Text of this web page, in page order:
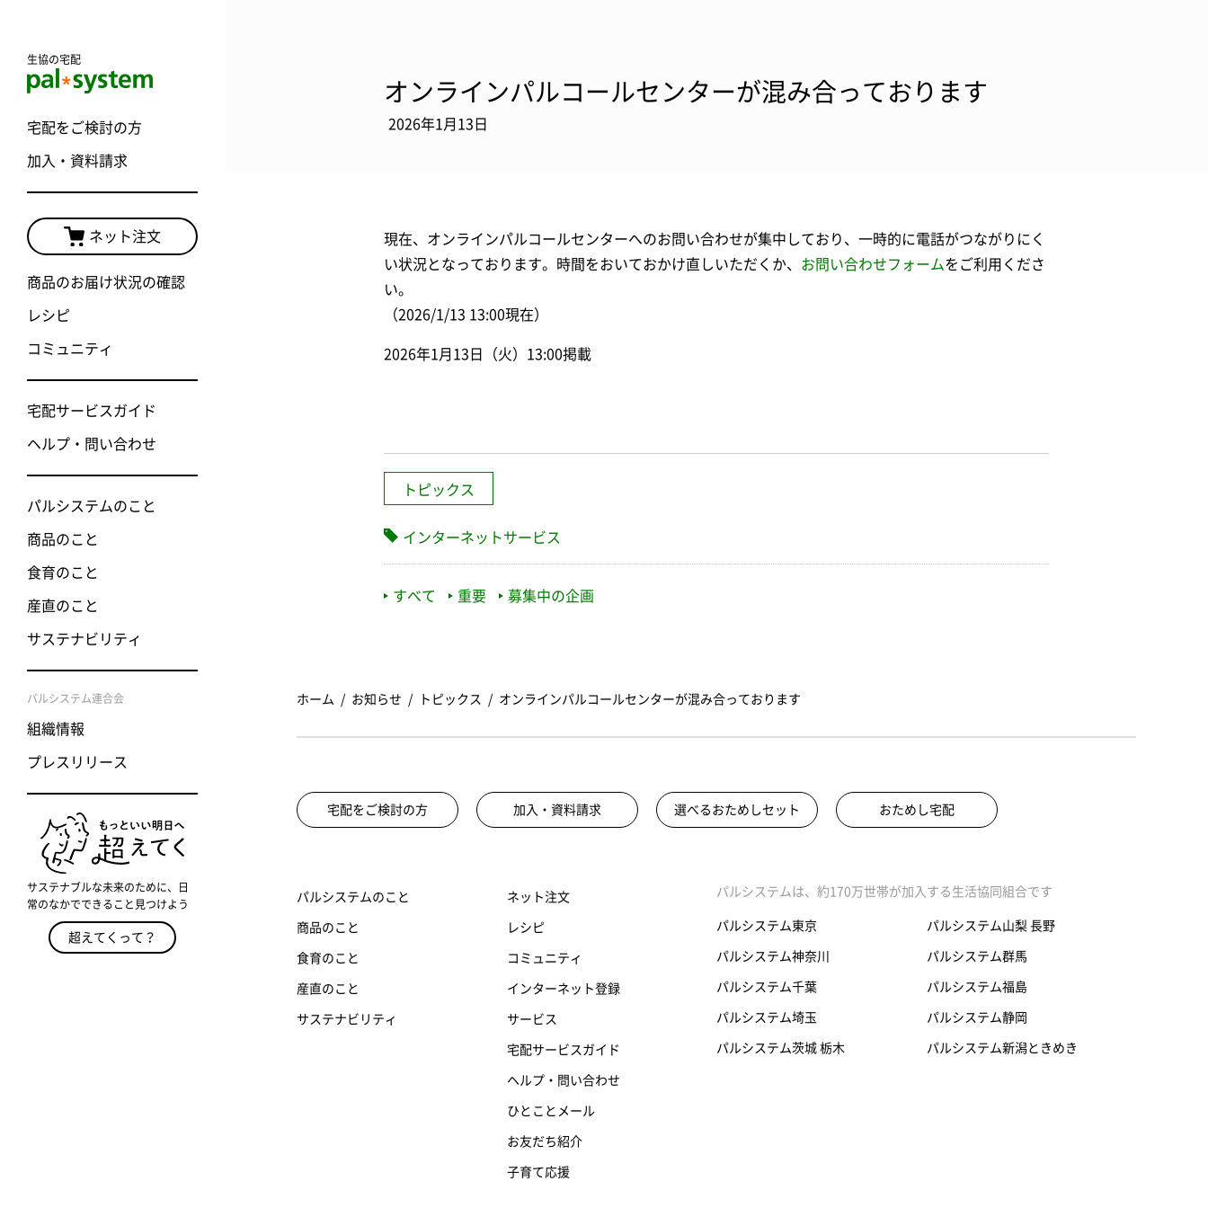
生協の宅配
宅配をご検討の方
加入・資料請求
ネット注文
商品のお届け状況の確認
レシピ
コミュニティ
宅配サービスガイド
ヘルプ・問い合わせ
パルシステムのこと
商品のこと
食育のこと
産直のこと
サステナビリティ
パルシステム連合会
組織情報
プレスリリース
サステナブルな未来のために、日
常のなかでできること見つけよう
超えてくって？
オンラインパルコールセンターが混み合っております
2026年1月13日
現在、オンラインパルコールセンターへのお問い合わせが集中しており、一時的に電話がつながりにく
い状況となっております。時間をおいておかけ直しいただくか、 お問い合わせフォームをご利用くださ
い。
（2026/1/13 13:00現在）
2026年1月13日（火）13:00掲載
トピックス
インターネットサービス
すべて 重要 募集中の企画
ホーム お知らせ トピックス オンラインパルコールセンターが混み合っております
宅配をご検討の方 加入・資料請求 選べるおためしセット おためし宅配
パルシステムのこと
商品のこと
食育のこと
産直のこと
サステナビリティ
ネット注文
レシピ
コミュニティ
インターネット登録
サービス
宅配サービスガイド
ヘルプ・問い合わせ
ひとことメール
お友だち紹介
子育て応援
パルシステムは、約170万世帯が加入する生活協同組合です
パルシステム東京
パルシステム神奈川
パルシステム千葉
パルシステム埼玉
パルシステム茨城 栃木
パルシステム山梨 長野
パルシステム群馬
パルシステム福島
パルシステム静岡
パルシステム新潟ときめき